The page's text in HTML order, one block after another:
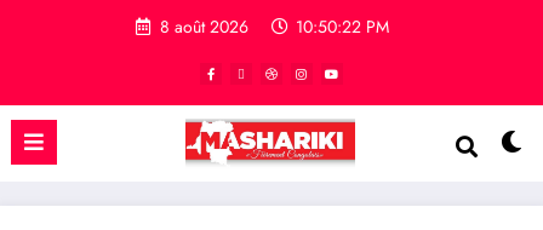
8 août 2026 10:50:23 PM